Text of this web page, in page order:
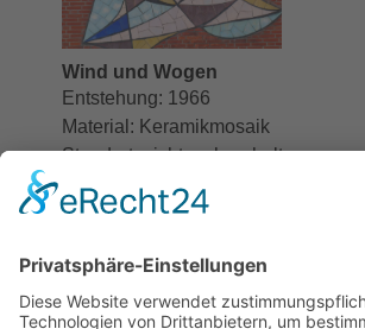
Wind und Wogen
Entstehung: 1966
Material: Keramikmosaik
Standort: nicht mehr erhalten
Details